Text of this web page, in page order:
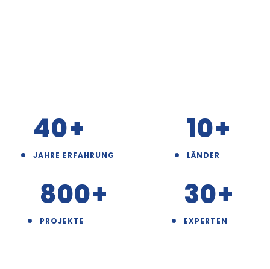
40+
JAHRE ERFAHRUNG
10+
LÄNDER
800+
PROJEKTE
30+
EXPERTEN